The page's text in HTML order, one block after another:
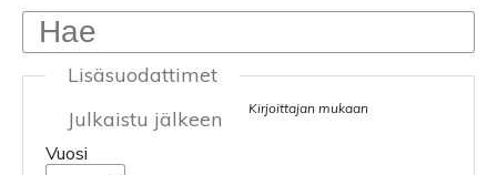
Lisäsuodattimet
Julkaistu jälkeen
Vuosi
Kirjoittajan mukaan